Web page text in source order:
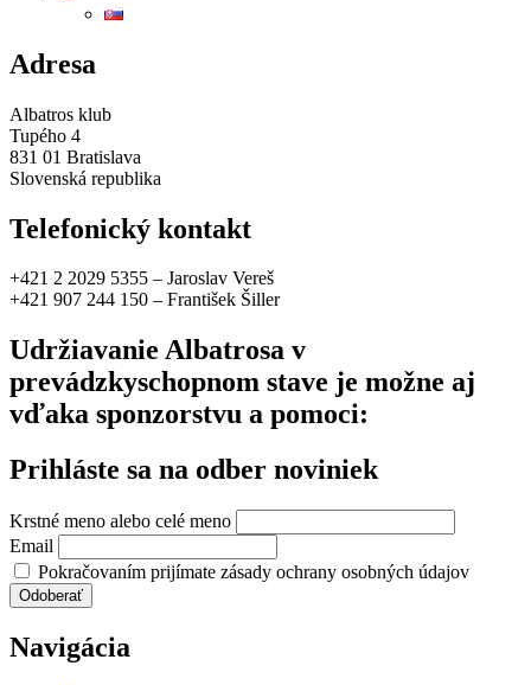
Adresa
Albatros klub
Tupého 4
831 01 Bratislava
Slovenská republika
Telefonický kontakt
+421 2 2029 5355 – Jaroslav Vereš
+421 907 244 150 – František Šiller
Udržiavanie Albatrosa v
prevádzkyschopnom stave je možne aj
vďaka sponzorstvu a pomoci:
Prihláste sa na odber noviniek
Krstné meno alebo celé meno
Email
Pokračovaním prijímate zásady ochrany osobných údajov
Navigácia